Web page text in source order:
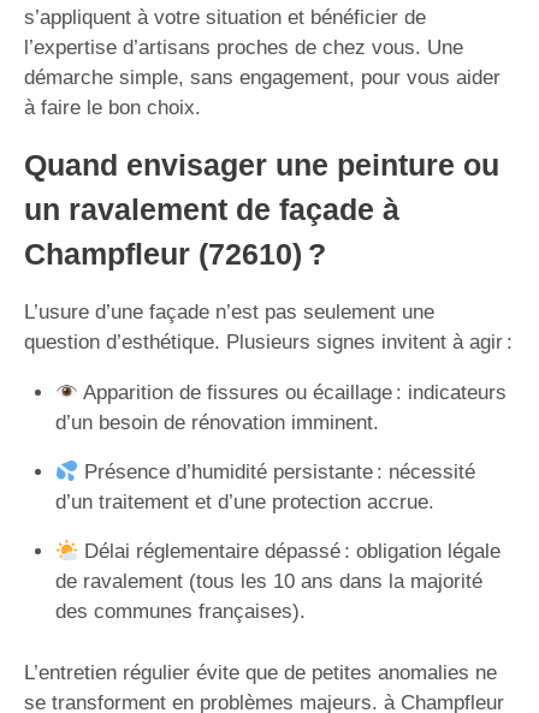
s’appliquent à votre situation et bénéficier de
l’expertise d’artisans proches de chez vous. Une
démarche simple, sans engagement, pour vous aider
à faire le bon choix.
Quand envisager une peinture ou
un ravalement de façade à
Champfleur (72610) ?
L’usure d’une façade n’est pas seulement une
question d’esthétique. Plusieurs signes invitent à agir :
Apparition de fissures ou écaillage : indicateurs
d’un besoin de rénovation imminent.
Présence d’humidité persistante : nécessité
d’un traitement et d’une protection accrue.
Délai réglementaire dépassé : obligation légale
de ravalement (tous les 10 ans dans la majorité
des communes françaises).
L’entretien régulier évite que de petites anomalies ne
se transforment en problèmes majeurs. à Champfleur